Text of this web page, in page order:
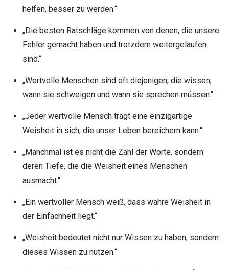
helfen, besser zu werden.“
„Die besten Ratschläge kommen von denen, die unsere
Fehler gemacht haben und trotzdem weitergelaufen
sind.“
„Wertvolle Menschen sind oft diejenigen, die wissen,
wann sie schweigen und wann sie sprechen müssen.“
„Jeder wertvolle Mensch trägt eine einzigartige
Weisheit in sich, die unser Leben bereichern kann.“
„Manchmal ist es nicht die Zahl der Worte, sondern
deren Tiefe, die die Weisheit eines Menschen
ausmacht.“
„Ein wertvoller Mensch weiß, dass wahre Weisheit in
der Einfachheit liegt.“
„Weisheit bedeutet nicht nur Wissen zu haben, sondern
dieses Wissen zu nutzen.“